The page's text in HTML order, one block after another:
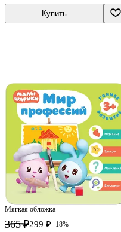
Купить
Мягкая обложка
365 ₽299 ₽ -18%